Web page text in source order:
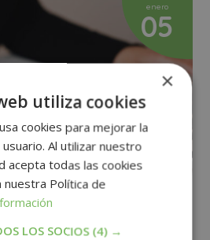
enero
05
×
utiliza cookies
cookies para mejorar la
Al utilizar nuestro
acepta todas las cookies
nuestra Política de
LOS SOCIOS (4) →